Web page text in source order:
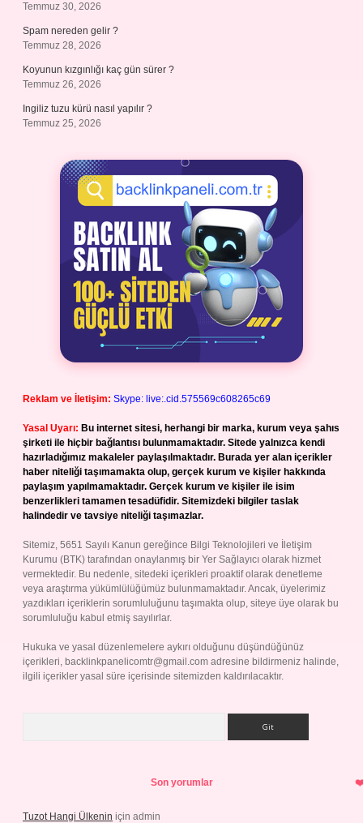
Temmuz 30, 2026
Spam nereden gelir ?
Temmuz 28, 2026
Koyunun kızgınlığı kaç gün sürer ?
Temmuz 26, 2026
Ingiliz tuzu kürü nasıl yapılır ?
Temmuz 25, 2026
Reklam ve İletişim: Skype: live:.cid.575569c608265c69
Yasal Uyarı: Bu internet sitesi, herhangi bir marka, kurum veya şahıs
şirketi ile hiçbir bağlantısı bulunmamaktadır. Sitede yalnızca kendi
hazırladığımız makaleler paylaşılmaktadır. Burada yer alan içerikler
haber niteliği taşımamakta olup, gerçek kurum ve kişiler hakkında
paylaşım yapılmamaktadır. Gerçek kurum ve kişiler ile isim
benzerlikleri tamamen tesadüfidir. Sitemizdeki bilgiler taslak
halindedir ve tavsiye niteliği taşımazlar.
Sitemiz, 5651 Sayılı Kanun gereğince Bilgi Teknolojileri ve İletişim
Kurumu (BTK) tarafından onaylanmış bir Yer Sağlayıcı olarak hizmet
vermektedir. Bu nedenle, sitedeki içerikleri proaktif olarak denetleme
veya araştırma yükümlülüğümüz bulunmamaktadır. Ancak, üyelerimiz
yazdıkları içeriklerin sorumluluğunu taşımakta olup, siteye üye olarak bu
sorumluluğu kabul etmiş sayılırlar.
Hukuka ve yasal düzenlemelere aykırı olduğunu düşündüğünüz
içerikleri, backlinkpanelicomtr@gmail.com adresine bildirmeniz halinde,
ilgili içerikler yasal süre içerisinde sitemizden kaldırılacaktır.
Son yorumlar
Tuzot Hangi Ülkenin için admin